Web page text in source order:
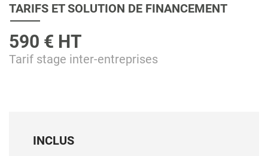
TARIFS ET SOLUTION DE FINANCEMENT
590 € HT
Tarif stage inter-entreprises
INCLUS